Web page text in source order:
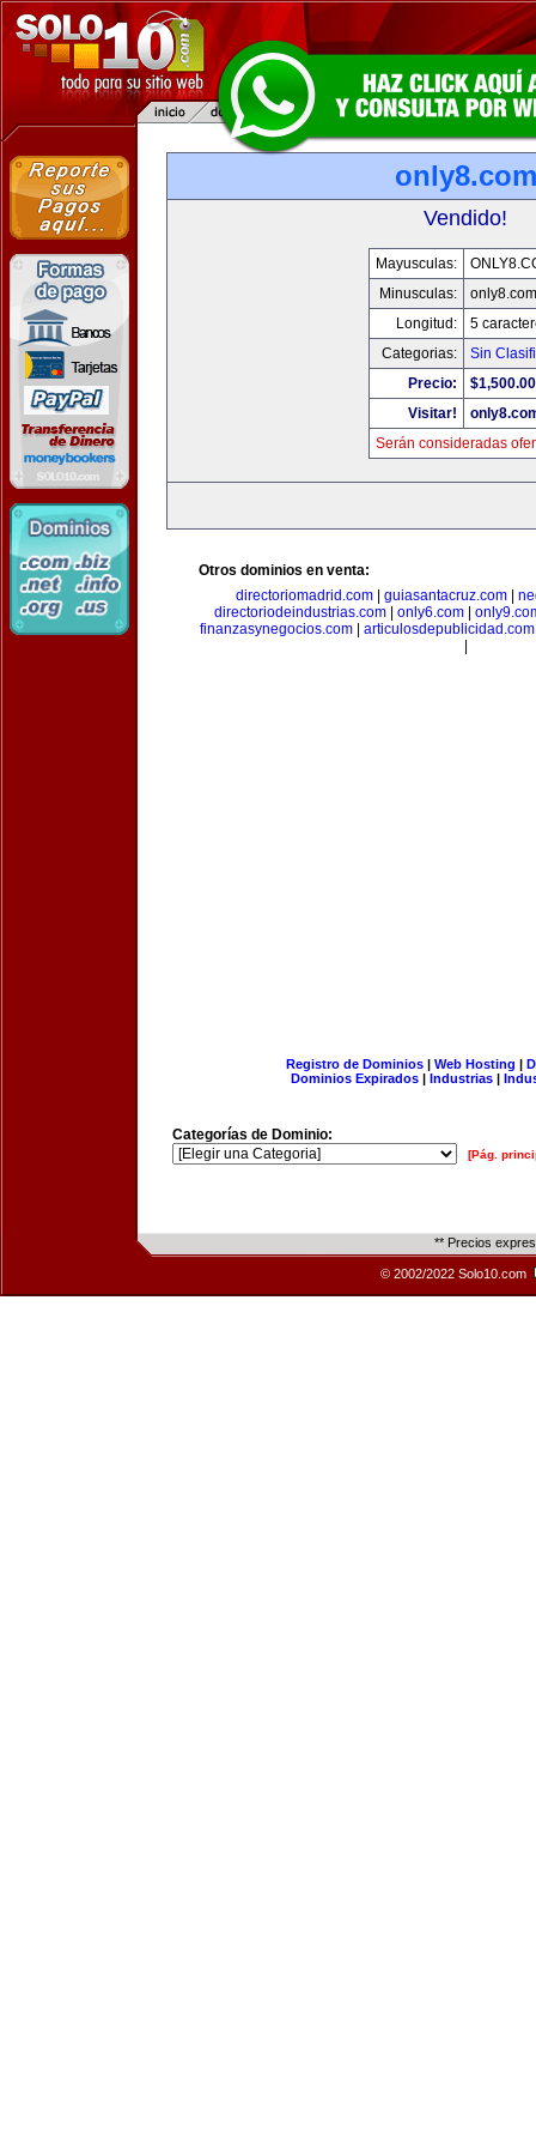
only8.com
Vendido!
Mayusculas:
Minusculas:
only8.com
Longitud:
5
Categorias:
Sin
Precio:
$1,500.00
Visitar!
Serán consideradas
Otros dominios en venta:
directoriomadrid.com| guiasantacruz.com|
directoriodeindustrias.com| only6.com|
finanzasynegocios.com| articulosdepublicidad.com
Registro de Dominios| Web Hosting |
Dominios Expirados | Industrias |
Categorías de Dominio:
[Pág.
** Precios
© 2002/2022 Solo10.com